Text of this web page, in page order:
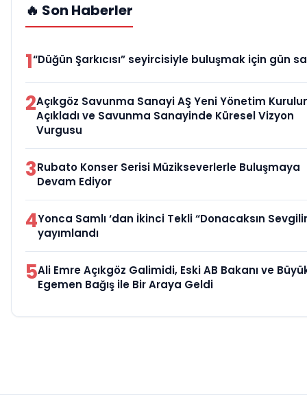
🔥 Son Haberler
1“Düğün Şarkıcısı” seyircisiyle buluşmak için gün
2Açıkgöz Savunma Sanayi AŞ Yeni Yönetim
Açıkladı ve Savunma Sanayinde Küresel Vizyon
Vurgusu
3Rubato Konser Serisi Müzikseverlerle Buluşmaya
Devam Ediyor
4Yonca Samlı ‘dan İkinci Tekli “Donacaksın
yayımlandı
5Ali Emre Açıkgöz Galimidi, Eski AB Bakanı ve
Egemen Bağış ile Bir Araya Geldi